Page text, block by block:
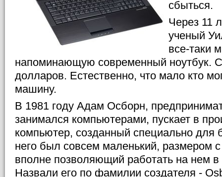
сбыться.
Через 11
ученый
все-таки
напоминающую современный ноутбук.
долларов. Естественно, что мало кто
машину.
В 1981 году Адам Осборн,
занимался компьютерами, пускает в
компьютер, созданный специально для
него был совсем маленький, размером с
вполне позволяющий работать на нем
Назвали его по фамилии создателя -